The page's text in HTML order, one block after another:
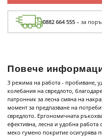
0882 664 555 – за
Повече
3 режима на работа - пробиване,
колебания на свредлото,
патронник за лесна смяна на
момент за предпазване на
свредлото. Ергономичната
ефективна, лесна и удобна
меко гумено покритие осигурява